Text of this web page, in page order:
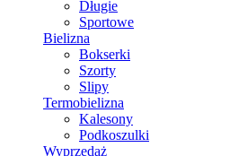
Długie
Sportowe
Bielizna
Bokserki
Szorty
Slipy
Termobielizna
Kalesony
Podkoszulki
Wyprzedaż